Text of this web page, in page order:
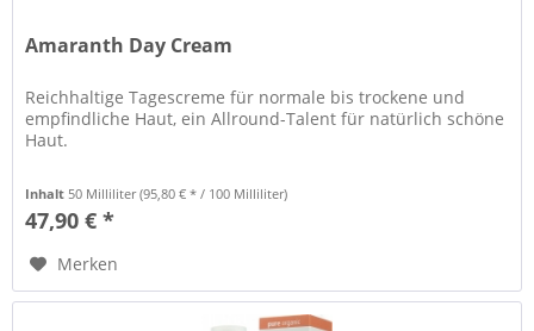
Amaranth Day Cream
Reichhaltige Tagescreme für normale bis trockene und
empfindliche Haut, ein Allround-Talent für natürlich schöne
Haut.
Inhalt 50 Milliliter(95,80 € * / 100 Milliliter)
47,90 € *
Merken